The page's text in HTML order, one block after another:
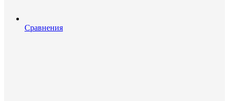
Сравнения